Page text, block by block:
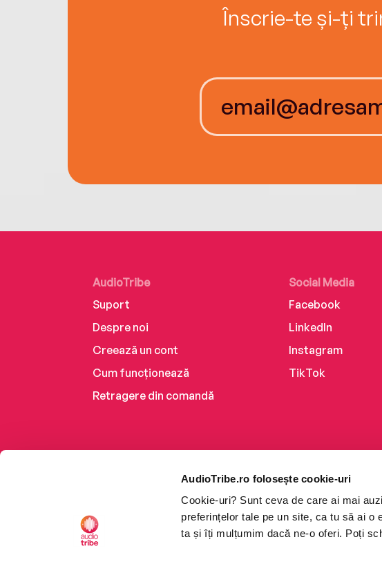
AudioTribe.ro folosește cookie-uri
Cookie-uri? Sunt ceva de care ai mai
preferințelor tale pe un site, ca tu să ai o
ta și îți mulțumim dacă ne-o oferi. Poți
Înscrie-te și-ți
AudioTribe
Suport
Despre noi
Creează un cont
Cum funcționează
Retragere din comandă
Social Media
Facebook
LinkedIn
Instagram
TikTok